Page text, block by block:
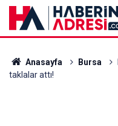
Anasayfa Bursa
taklalar attı!